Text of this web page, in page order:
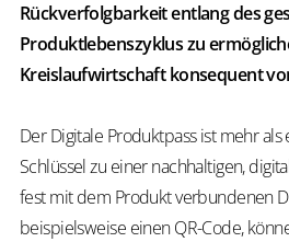
Rückverfolgbarkeit entlang des
Produktlebenszyklus zu
Kreislaufwirtschaft konsequent
Der Digitale Produktpass ist mehr als
Schlüssel zu einer nachhaltigen,
fest mit dem Produkt verbundenen
beispielsweise einen QR-Code,